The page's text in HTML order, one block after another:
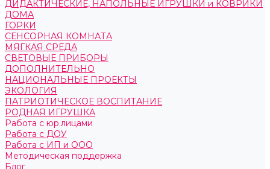
ДИДАКТИЧЕСКИЕ, НАПОЛЬНЫЕ ИГРУШКИ и КОВРИКИ
ДОМА
ГОРКИ
СЕНСОРНАЯ КОМНАТА
МЯГКАЯ СРЕДА
СВЕТОВЫЕ ПРИБОРЫ
ДОПОЛНИТЕЛЬНО
НАЦИОНАЛЬНЫЕ ПРОЕКТЫ
ЭКОЛОГИЯ
ПАТРИОТИЧЕСКОЕ ВОСПИТАНИЕ
РОДНАЯ ИГРУШКА
Работа с юр.лицами
Работа с ДОУ
Работа с ИП и ООО
Методическая поддержка
Блог